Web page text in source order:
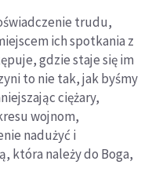
trudu,
ich spotkania z
gdzie staje się im
to nie tak, jak byśmy
ciężary,
wojnom,
nadużyć i
która należy do Boga,